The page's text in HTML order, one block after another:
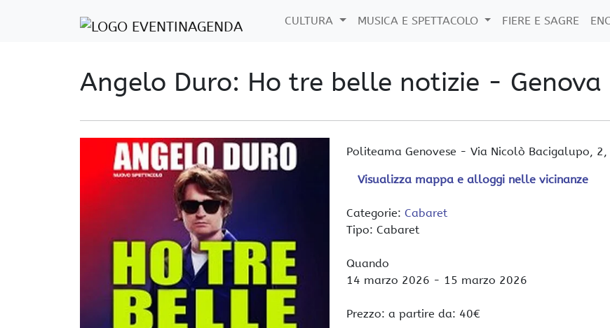
CULTURA MUSICA E SPETTACOLO FIERE E SAGRE
Angelo Duro: Ho tre belle notizie -
Politeama Genovese - Via Nicolò Bacigalupo, 2,
Visualizza mappa e alloggi nelle vicinanze
Categorie: Cabaret
Tipo: Cabaret
Quando
14 marzo 2026 - 15 marzo 2026
Prezzo: a partire da: 40€